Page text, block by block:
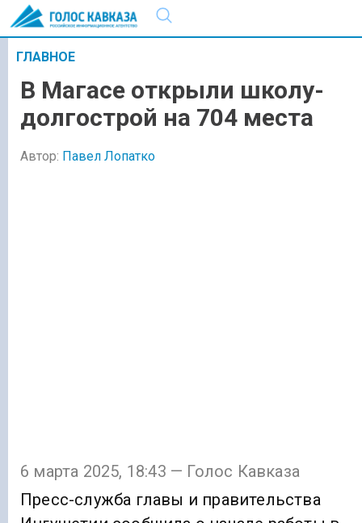
ГЛАВНОЕ
В Магасе открыли школу-
долгострой на 704 места
Автор: Павел Лопатко
6 марта 2025, 18:43 — Голос Кавказа
Пресс-служба главы и правительства